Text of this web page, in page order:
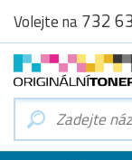
Volejte na732